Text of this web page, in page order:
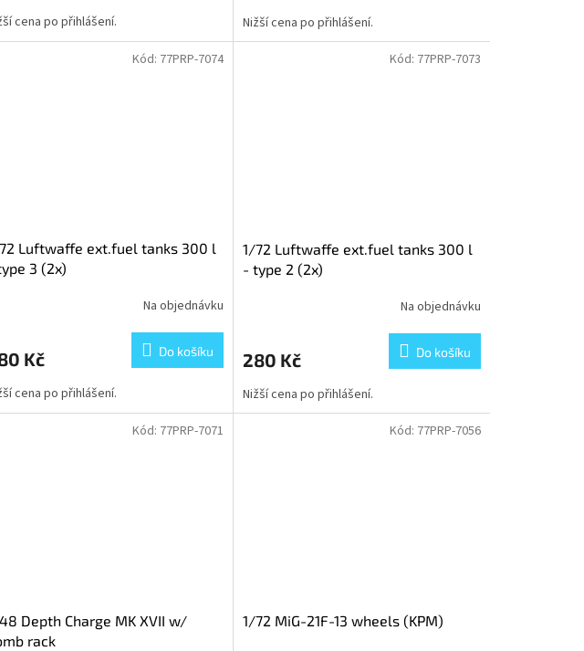
cena po přihlášení. Nižší cena po přihlášení.
Luftwaffe ext.fuel tanks 300 l
3 (2x)
Na objednávku
Kč Do košíku
cena po přihlášení.
Kód: 77PRP-7074
1/72 Luftwaffe ext.fuel tanks 300 l
- type 2 (2x)
Na objednávku
280 Kč Do košíku
Nižší cena po přihlášení.
Kód: 77PRP-7073
Depth Charge MK XVII w/
rack
Kód: 77PRP-7071
1/72 MiG-21F-13 wheels (KPM)
Kód: 77PRP-7056